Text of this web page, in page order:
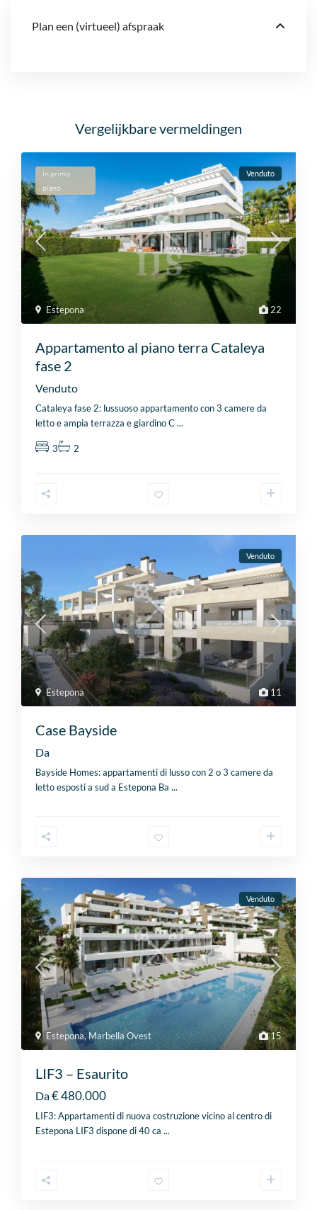
Plan een (virtueel) afspraak
Vergelijkbare vermeldingen
22
Estepona
In primo
piano
Venduto
Appartamento al piano terra Cataleya
fase 2
Venduto
Cataleya fase 2: lussuoso appartamento con 3 camere da
letto e ampia terrazza e giardino C...
3 2
11
Estepona
Venduto
Case Bayside
Da
Bayside Homes: appartamenti di lusso con 2 o 3 camere da
letto esposti a sud a Estepona Ba...
15
Estepona,Marbella Ovest
Venduto
LIF3 – Esaurito
Da€ 480.000
LIF3: Appartamenti di nuova costruzione vicino al centro di
Estepona LIF3 dispone di 40 ca...